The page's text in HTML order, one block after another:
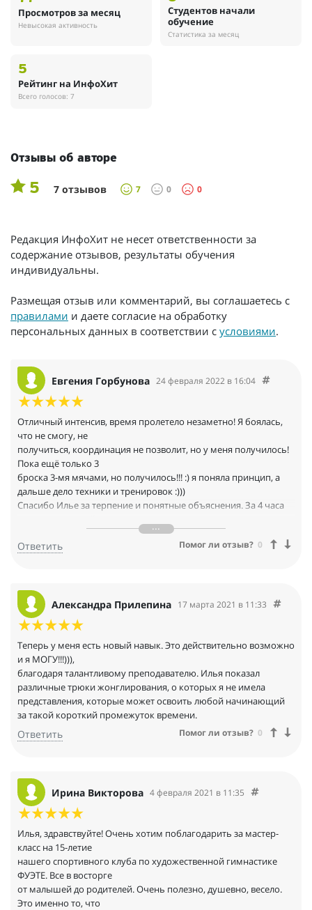
Просмотров за месяц
Невысокая активность
Студентов начали
обучение
Статистика за месяц
5
Рейтинг на ИнфоХит
Всего голосов: 7
Отзывы об авторе
5 7 отзывов 7 0 0
Редакция ИнфоХит не несет ответственности за
содержание отзывов, результаты обучения
индивидуальны.
Размещая отзыв или комментарий, вы соглашаетесь с
правилами и даете согласие на обработку
персональных данных в соответствии с условиями.
Евгения Горбунова 24 февраля 2022 в 16:04
Отличный интенсив, время пролетело незаметно! Я боялась,
что не смогу, не
получиться, координация не позволит, но у меня получилось!
Пока ещё только 3
броска 3-мя мячами, но получилось!!! :) я поняла принцип, а
дальше дело техники и тренировок :)))
Спасибо Илье за терпение и понятные объяснения. За 4 часа
азам жонглирования, а так же небольшим трюкам с
мячиками. Было очень интересно! Спасибо школе "ОГО" и
Ответить Помог ли отзыв? 0
Александра Прилепина 17 марта 2021 в 11:33
Теперь у меня есть новый навык. Это действительно возможно
и я МОГУ!!!))),
благодаря талантливому преподавателю. Илья показал
различные трюки жонглирования, о которых я не имела
представления, которые может освоить любой начинающий
за такой короткий промежуток времени.
Ответить Помог ли отзыв? 0
Ирина Викторова 4 февраля 2021 в 11:35
Илья, здравствуйте! Очень хотим поблагодарить за мастер-
класс на 15-летие
нашего спортивного клуба по художественной гимнастике
ФУЭТЕ. Все в восторге
от малышей до родителей. Очень полезно, душевно, весело.
Это именно то, что